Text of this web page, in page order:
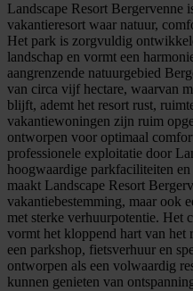
Landscape Resort Bergervenne
vakantieresort waar natuur,
Het park is zorgvuldig
landschap en vormt een
aangrenzende natuurgebied
van circa vijf hectare, waarvan
blijft, ademt het resort rust,
vakantiewoningen zijn ruim
ontworpen voor optimaal
professionele exploitatie door
hoogwaardige parkfaciliteiten
maakt Landscape Resort
vakantiebestemming, maar ook
met sterke verhuurpotentie. Het
vormt het kloppend hart van het
een parkshop, fietsverhuur en
ontworpen als een volwaardig
kunnen genieten van